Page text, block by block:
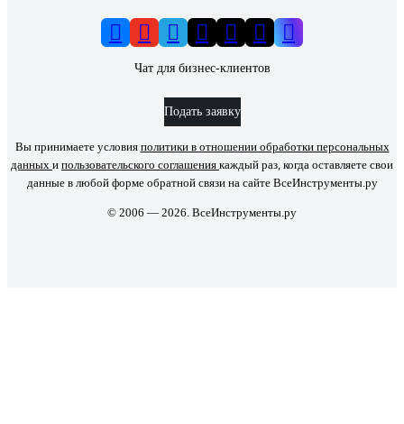
Чат для бизнес-клиентов
Подать заявку
Вы принимаете условия политики в отношении обработки персональных
данных и пользовательского соглашения каждый раз, когда оставляете свои
данные в любой форме обратной связи на сайте ВсеИнструменты.ру
© 2006 — 2026. ВсеИнструменты.ру